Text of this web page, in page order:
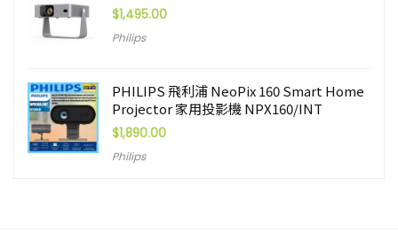
$1,495.00
Philips
PHILIPS 飛利浦 NeoPix 160 Smart Home
Projector 家用投影機 NPX160/INT
$1,890.00
Philips